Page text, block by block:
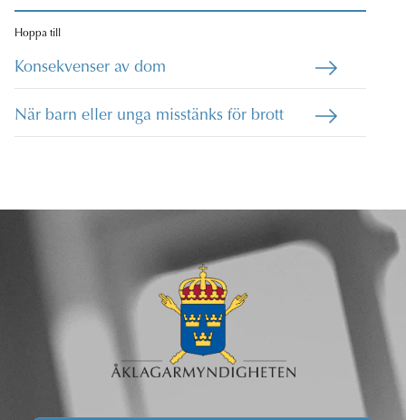
Hoppa till
Konsekvenser av dom
När barn eller unga misstänks för brott